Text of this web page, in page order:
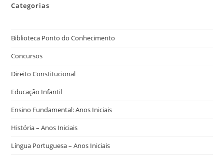
Categorias
Biblioteca Ponto do Conhecimento
Concursos
Direito Constitucional
Educação Infantil
Ensino Fundamental: Anos Iniciais
História – Anos Iniciais
Língua Portuguesa – Anos Iniciais